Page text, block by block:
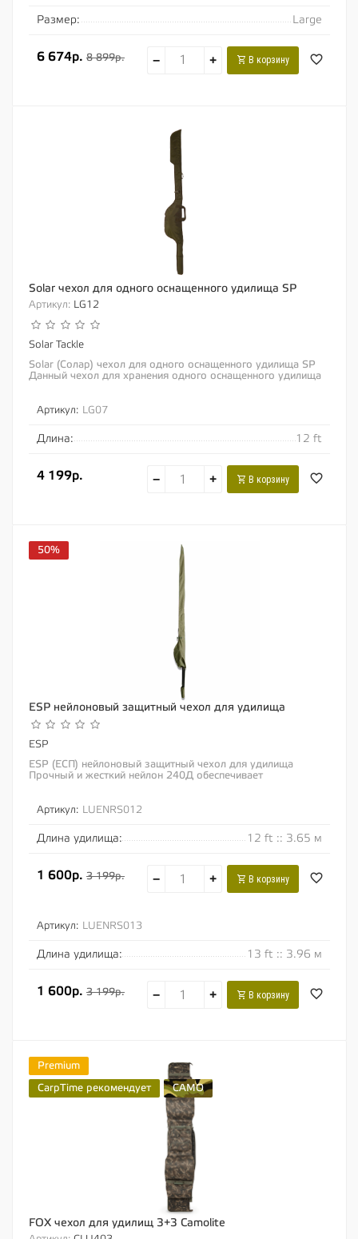
Размер: Large
6 674р. 8 899р. − + В корзину
Solar чехол для одного оснащенного удилища SP
Артикул: LG12
Solar Tackle
Solar (Солар) чехол для одного оснащенного удилища SP
Данный чехол для хранения одного оснащенного удилища
Артикул: LG07
Длина: 12 ft
4 199р. − + В корзину
50%
ESP нейлоновый защитный чехол для удилища
ESP
ESP (ЕСП) нейлоновый защитный чехол для удилища
Прочный и жесткий нейлон 240Д обеспечивает
Артикул: LUENRS012
Длина удилища: 12 ft :: 3.65 м
1 600р. 3 199р. − + В корзину
Артикул: LUENRS013
Длина удилища: 13 ft :: 3.96 м
1 600р. 3 199р. − + В корзину
Premium
CarpTime рекомендует
CAMO
FOX чехол для удилищ 3+3 Camolite